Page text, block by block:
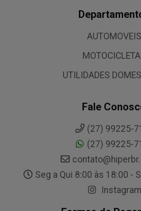
AUTOMOVEIS
UTILIDADES
Fale
(27) 99225-
(27) 99225-
Seg a Qui 8:00 às 18:00 -
Instagram